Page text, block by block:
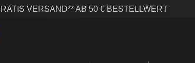
VERSAND** AB 50 € BESTELLWERT